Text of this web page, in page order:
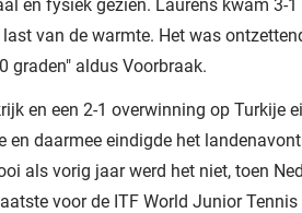
en fysiek gezien. Laurens kwam 3-1
van de warmte. Het was
graden" aldus Voorbraak.
en een 2-1 overwinning op Turkije
en daarmee eindigde het
als vorig jaar werd het niet, toen
voor de ITF World Junior Tennis